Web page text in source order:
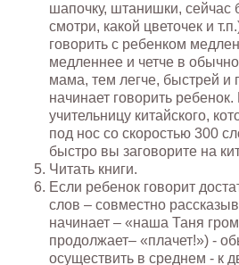
шапочку, штанишки, сейчас
смотри, какой цветочек и
говорить с ребенком
медленнее и четче в
мама, тем легче, быстрей и
начинает говорить
учительницу китайского,
под нос со скоростью 300
быстро вы заговорите на
Читать книги.
Если ребенок говорит
слов – совместно
начинает – «наша Таня
продолжает– «плачет!») -
осуществить в среднем - к